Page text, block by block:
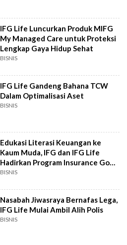
IFG Life Luncurkan Produk MIFG
My Managed Care untuk Proteksi
Lengkap Gaya Hidup Sehat
BISNIS
IFG Life Gandeng Bahana TCW
Dalam Optimalisasi Aset
BISNIS
Edukasi Literasi Keuangan ke
Kaum Muda, IFG dan IFG Life
Hadirkan Program Insurance Goes
to Campus
BISNIS
Nasabah Jiwasraya Bernafas Lega,
IFG Life Mulai Ambil Alih Polis
BISNIS